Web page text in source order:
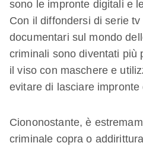
sono le impronte digitali e
Con il diffondersi di serie
documentari sul mondo
criminali sono diventati più
il viso con maschere e
evitare di lasciare impronte
Ciononostante, è
criminale copra o